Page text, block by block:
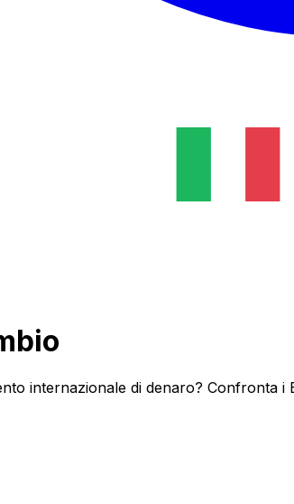
internazionale di denaro? Confronta